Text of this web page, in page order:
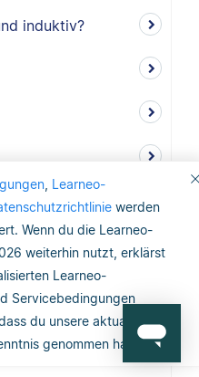
, Learneo-
werden
Wenn du die Learneo-
weiterhin nutzt, erklärst
Learneo-
Servicebedingungen
du unsere aktualisierte
genommen hast.
induktiv?
der